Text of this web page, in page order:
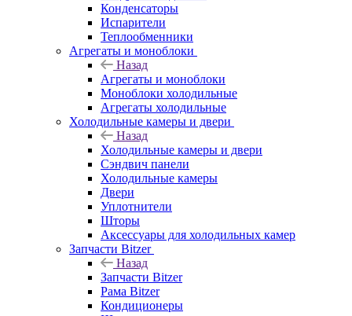
Конденсаторы
Испарители
Теплообменники
Агрегаты и моноблоки
Назад
Агрегаты и моноблоки
Моноблоки холодильные
Агрегаты холодильные
Холодильные камеры и двери
Назад
Холодильные камеры и двери
Сэндвич панели
Холодильные камеры
Двери
Уплотнители
Шторы
Аксессуары для холодильных камер
Запчасти Bitzer
Назад
Запчасти Bitzer
Рама Bitzer
Кондиционеры